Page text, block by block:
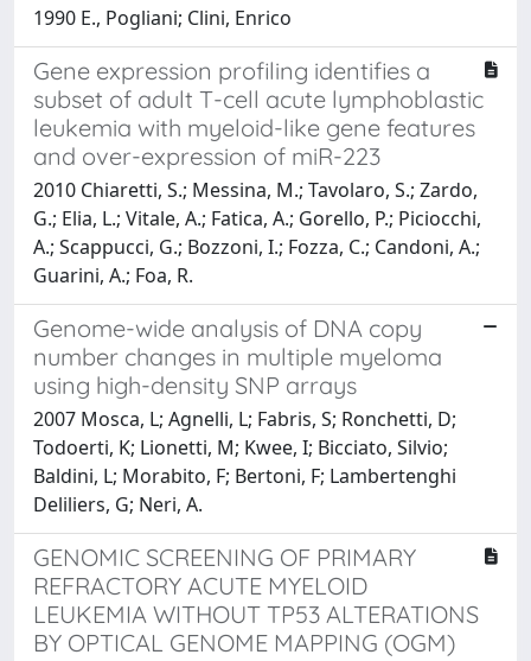
1990 E., Pogliani; Clini, Enrico
Gene expression profiling identifies a
subset of adult T-cell acute lymphoblastic
leukemia with myeloid-like gene features
and over-expression of miR-223
2010 Chiaretti, S.; Messina, M.; Tavolaro, S.; Zardo,
G.; Elia, L.; Vitale, A.; Fatica, A.; Gorello, P.; Piciocchi,
A.; Scappucci, G.; Bozzoni, I.; Fozza, C.; Candoni, A.;
Guarini, A.; Foa, R.
Genome-wide analysis of DNA copy
number changes in multiple myeloma
using high-density SNP arrays
2007 Mosca, L; Agnelli, L; Fabris, S; Ronchetti, D;
Todoerti, K; Lionetti, M; Kwee, I; Bicciato, Silvio;
Baldini, L; Morabito, F; Bertoni, F; Lambertenghi
Deliliers, G; Neri, A.
GENOMIC SCREENING OF PRIMARY
REFRACTORY ACUTE MYELOID
LEUKEMIA WITHOUT TP53 ALTERATIONS
BY OPTICAL GENOME MAPPING (OGM)